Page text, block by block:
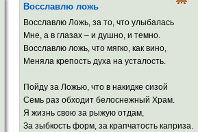
Я посмотрел – ничего не осталось.
Осень на улице мокрыми клёнами
Над головой чересчур размахалась,
И желудями – своими патронами –
Лета сшибает остатки вранья.
Там, где детишки гуляли с матронами –
С карканьем кружит десант воронья,
Чёрными сверху махая знамёнами.
И стало вдруг тихо под крыльями век,
И я ощутил, как Архангел изрек
Багрово-кипящее жгучее: "Да!"
Восславлю ложь
Восславлю Ложь, за то, что улыбалась
Мне, а в глазах – и душно, и темно.
Восславлю ложь, что мягко, как вино,
Меняла крепость духа на усталость.
Пойду за Ложью, что в накидке сизой
Семь раз обходит белоснежный Храм.
Я жизнь свою за рыжую отдам,
За зыбкость форм, за крапчатость каприза.